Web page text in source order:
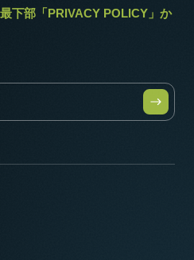
下部「PRIVACY POLICY」か